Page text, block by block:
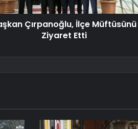
Çırpanoğlu, İlçe Müftüsünü
Ziyaret Etti